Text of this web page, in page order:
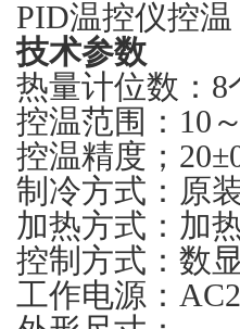
PID温控仪控
技术参数
热量计位数： 8
控温范围： 10
控温精度；
制冷方式：原
加热方式：加
控制方式：数
工作电源：